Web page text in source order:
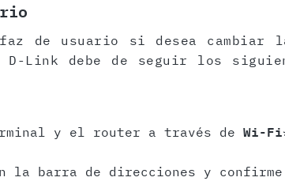
de usuario si desea cambiar
D-Link debe de seguir los
y el router a través de Wi-Fi
la barra de direcciones y